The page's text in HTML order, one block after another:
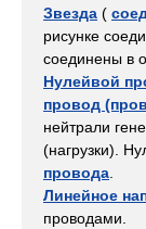
Звезда (
рисунке
соединены в
Нулейвой
провод
нейтрали
(нагрузки).
провода
Линейное
проводами.